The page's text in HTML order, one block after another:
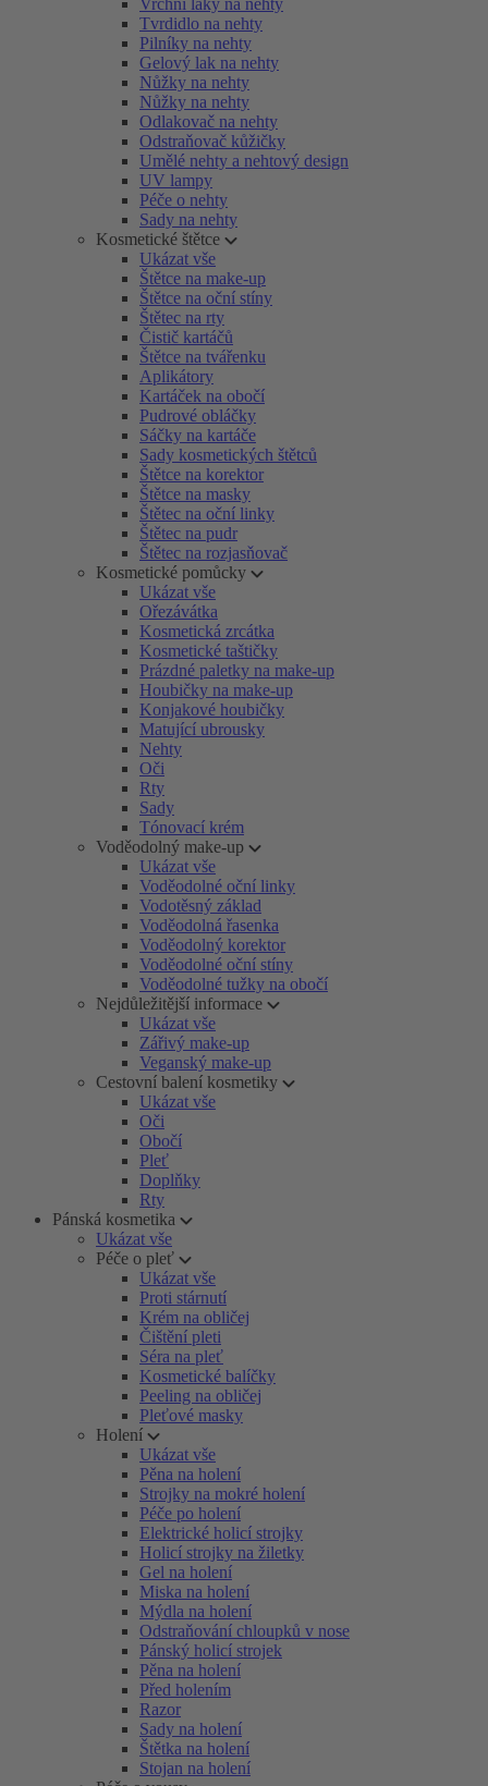
Vrchní laky na nehty
Tvrdidlo na nehty
Pilníky na nehty
Gelový lak na nehty
Nůžky na nehty
Nůžky na nehty
Odlakovač na nehty
Odstraňovač kůžičky
Umělé nehty a nehtový design
UV lampy
Péče o nehty
Sady na nehty
Kosmetické štětce
Ukázat vše
Štětce na make-up
Štětce na oční stíny
Štětec na rty
Čistič kartáčů
Štětce na tvářenku
Aplikátory
Kartáček na obočí
Pudrové obláčky
Sáčky na kartáče
Sady kosmetických štětců
Štětce na korektor
Štětce na masky
Štětec na oční linky
Štětec na pudr
Štětec na rozjasňovač
Kosmetické pomůcky
Ukázat vše
Ořezávátka
Kosmetická zrcátka
Kosmetické taštičky
Prázdné paletky na make-up
Houbičky na make-up
Konjakové houbičky
Matující ubrousky
Nehty
Oči
Rty
Sady
Tónovací krém
Voděodolný make-up
Ukázat vše
Voděodolné oční linky
Vodotěsný základ
Voděodolná řasenka
Voděodolný korektor
Voděodolné oční stíny
Voděodolné tužky na obočí
Nejdůležitější informace
Ukázat vše
Zářivý make-up
Veganský make-up
Cestovní balení kosmetiky
Ukázat vše
Oči
Obočí
Pleť
Doplňky
Rty
Pánská kosmetika
Ukázat vše
Péče o pleť
Ukázat vše
Proti stárnutí
Krém na obličej
Čištění pleti
Séra na pleť
Kosmetické balíčky
Peeling na obličej
Pleťové masky
Holení
Ukázat vše
Pěna na holení
Strojky na mokré holení
Péče po holení
Elektrické holicí strojky
Holicí strojky na žiletky
Gel na holení
Miska na holení
Mýdla na holení
Odstraňování chloupků v nose
Pánský holicí strojek
Pěna na holení
Před holením
Razor
Sady na holení
Štětka na holení
Stojan na holení